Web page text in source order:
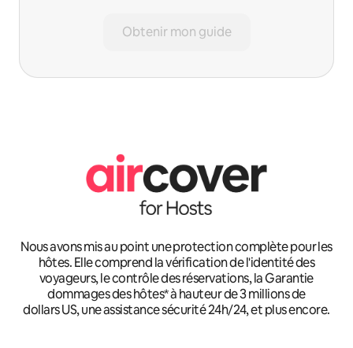
Obtenir mon guide
Nous avons mis au point une protection complète pour les
hôtes. Elle comprend la vérification de l'identité des
voyageurs, le contrôle des réservations, la Garantie
dommages des hôtes* à hauteur de 3 millions de
dollars US, une assistance sécurité 24h/24, et plus encore.